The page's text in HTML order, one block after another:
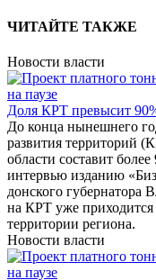
ЧИТАЙТЕ ТАКЖЕ
Новости власти
Доля КРТ превысит
До конца нынешнего
развития территорий
области составит
интервью изданию
донского губернатора
на КРТ уже приходится
территории региона.
Новости власти